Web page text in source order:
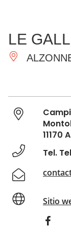
IMPRESCINDIBLES
LE
11170
Tel.
Sitio